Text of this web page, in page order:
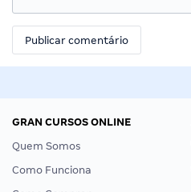
GRAN CURSOS ONLINE
Quem Somos
Como Funciona